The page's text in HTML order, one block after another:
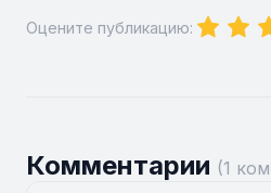
Оцените публикацию:
Комментарии (1